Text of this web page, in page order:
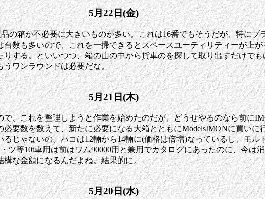
5月22日(金)
の箱が不必要に大きいものが多い。これは16番でもそうだが、特に
数も多いので、これを一掃できるとスペースユーティリティーが上
する。といいつつ、箱の山の中から貨車のを探して取り出すだけで
うワンラウンドは必要だな。
5月21日(木)
、これを整理しようと作業を始めたのだが、どうせやるのなら前に
要数を数えて、新たに必要になる大箱とともにModelsIMONに買い
じゃないの。ハコは12輛から14輛に(価格は倍増)なっているし、モ
ツ等10t車用は前はワム90000用と兼用でカタログにあったのに、今は
な金額になるんだよね。結果的に。
5月20日(水)